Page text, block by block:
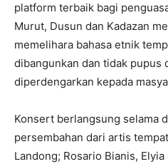
platform terbaik bagi
Murut, Dusun dan Kadazan
memelihara bahasa etnik
dibangunkan dan tidak pupus
diperdengarkan kepada
Konsert berlangsung selama
persembahan dari artis
Landong; Rosario Bianis,